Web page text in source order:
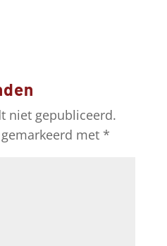
niet gepubliceerd.
met *